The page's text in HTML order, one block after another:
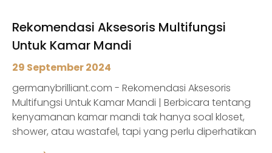
Rekomendasi Aksesoris Multifungsi
Untuk Kamar Mandi
29 September 2024
germanybrilliant.com - Rekomendasi Aksesoris
Multifungsi Untuk Kamar Mandi | Berbicara tentang
kenyamanan kamar mandi tak hanya soal kloset,
shower, atau wastafel, tapi yang perlu diperhatikan